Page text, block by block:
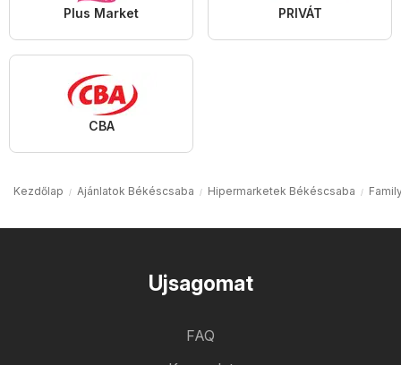
Plus Market PRIVÁT
CBA
Kezdőlap Ajánlatok Békéscsaba Hipermarketek Békéscsaba
Ujsagomat
FAQ